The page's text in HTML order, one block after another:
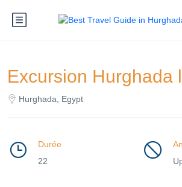
Excursion Hurghada
Hurghada, Egypt
Durée
22